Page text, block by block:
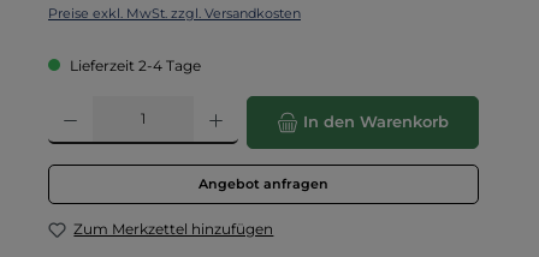
Preise exkl. MwSt. zzgl. Versandkosten
Lieferzeit 2-4 Tage
Produkt Anzahl: Gib den gewünschten Wert ein oder benutze die
In den Warenkorb
Angebot anfragen
Zum Merkzettel hinzufügen